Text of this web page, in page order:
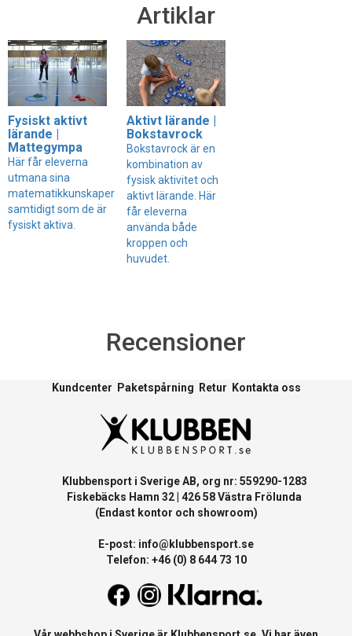
Artiklar
Fysiskt aktivt
lärande |
Mattegympa
Här får eleverna
utmana sina
matematikkunskaper
samtidigt som de är
fysiskt aktiva.
Aktivt lärande |
Bokstavrock
Bokstavrock är en
kombination av
fysisk aktivitet och
aktivt lärande. Här
får eleverna
använda både
kroppen och
huvudet.
Recensioner
Kundcenter Paketspårning Retur Kontakta oss
Klubbensport i Sverige AB, org nr: 559290-1283
Fiskebäcks Hamn 32 | 426 58 Västra Frölunda
(Endast kontor och showroom)
E-post: info@klubbensport.se
Telefon: +46 (0) 8 644 73 10